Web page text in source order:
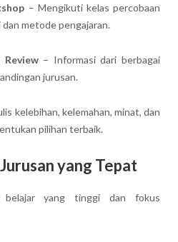
– Mengikuti kelas percobaan
metode pengajaran.
– Informasi dari berbagai
jurusan.
kelebihan, kelemahan, minat, dan
pilihan terbaik.
yang Tepat
belajar yang tinggi dan fokus